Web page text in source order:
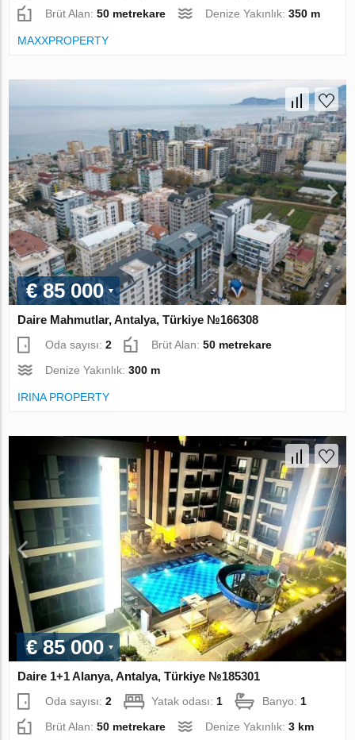
Brüt Alan:50 metrekare Denize Yakınlık:350 m
MAXXPROPERTY
€ 85 000
Daire Mahmutlar, Antalya, Türkiye №166308
Oda sayısı:2 Brüt Alan:50 metrekare
Denize Yakınlık:300 m
IRINA PROPERTY
€ 85 000
Daire 1+1 Alanya, Antalya, Türkiye №185301
Oda sayısı:2 Yatak odası: 1 Banyo: 1
Brüt Alan:50 metrekare Denize Yakınlık:3 km